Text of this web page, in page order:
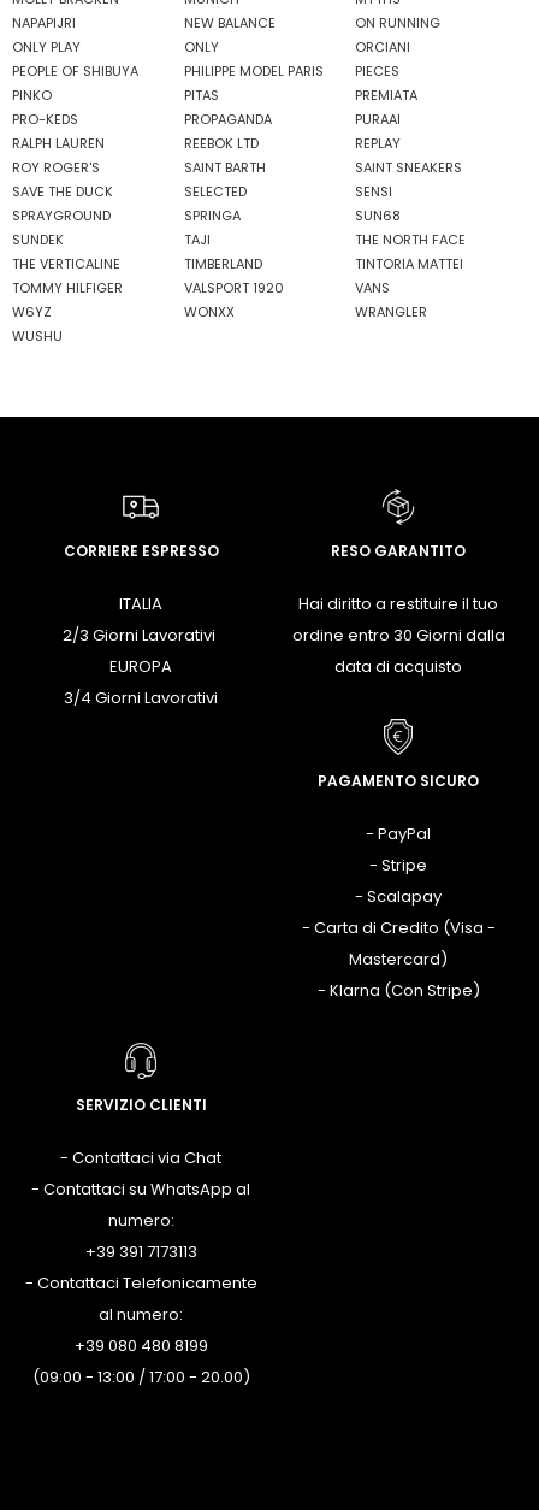
NAPAPIJRI
NEW BALANCE
ON RUNNING
ONLY PLAY
ONLY
ORCIANI
PEOPLE OF SHIBUYA
PHILIPPE MODEL PARIS
PIECES
PINKO
PITAS
PREMIATA
PRO-KEDS
PROPAGANDA
PURAAI
RALPH LAUREN
REEBOK LTD
REPLAY
ROY ROGER'S
SAINT BARTH
SAINT SNEAKERS
SAVE THE DUCK
SELECTED
SENSI
SPRAYGROUND
SPRINGA
SUN68
SUNDEK
TAJI
THE NORTH FACE
THE VERTICALINE
TIMBERLAND
TINTORIA MATTEI
TOMMY HILFIGER
VALSPORT 1920
VANS
W6YZ
WONXX
WRANGLER
WUSHU
CORRIERE ESPRESSO
ITALIA
2/3 Giorni Lavorativi
EUROPA
3/4 Giorni Lavorativi
RESO GARANTITO
Hai diritto a restituire il tuo
ordine entro 30 Giorni dalla
data di acquisto
PAGAMENTO SICURO
- PayPal
- Stripe
- Scalapay
- Carta di Credito (Visa -
Mastercard)
- Klarna (Con Stripe)
SERVIZIO CLIENTI
- Contattaci via Chat
- Contattaci su WhatsApp al
numero:
+39 391 7173113
- Contattaci Telefonicamente
al numero:
+39 080 480 8199
(09:00 - 13:00 / 17:00 - 20.00)